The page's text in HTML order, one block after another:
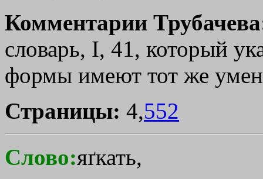
Комментарии
словарь, I, 41, который
формы имеют тот же
Страницы: 4,552
Слово:яґкать,